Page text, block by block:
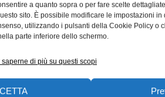
a quanto sopra o per fare scelte
sito. È possibile modificare le impostazioni in
utilizzando i pulsanti della Cookie Policy o
parte inferiore dello schermo.
saperne di più su questi scopi